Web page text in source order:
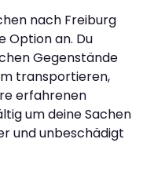
nach Freiburg
Option an. Du
Gegenstände
transportieren,
erfahrenen
um deine Sachen
und unbeschädigt